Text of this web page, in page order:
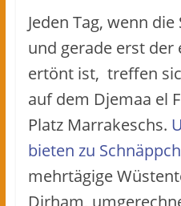
Jeden Tag, wenn
und gerade erst der
ertönt ist, treffen
auf dem Djemaa el
Platz Marrakeschs.
bieten zu
mehrtägige